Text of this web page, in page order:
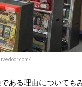
ある理由についても